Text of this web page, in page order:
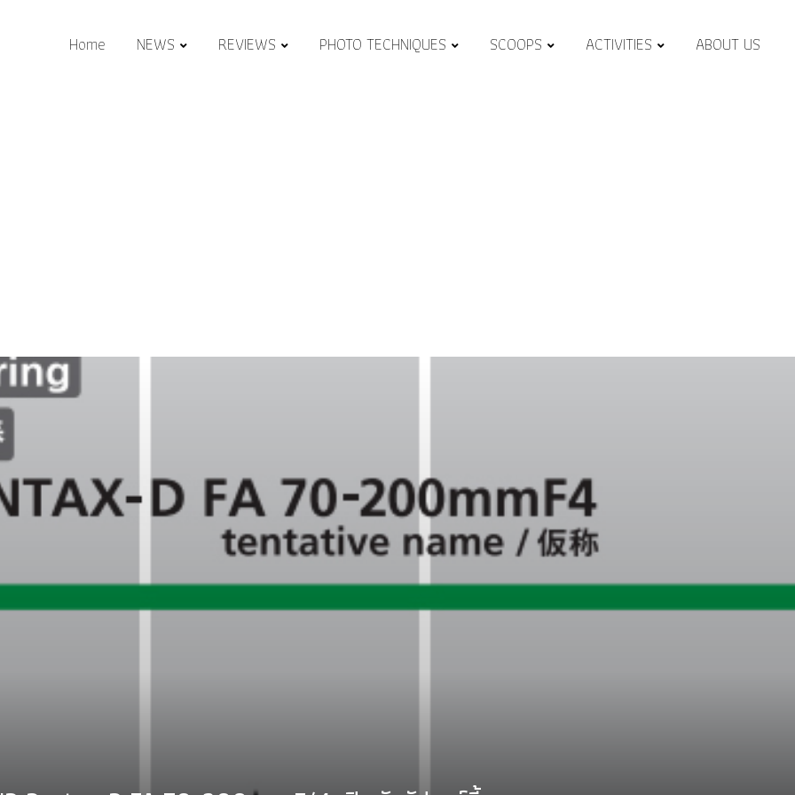
Home NEWS REVIEWS PHOTO TECHNIQUES SCOOPS ACTIVITIES ABOUT US